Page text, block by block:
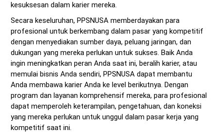
kesuksesan dalam karier mereka.
Secara keseluruhan, PPSNUSA memberdayakan para
profesional untuk berkembang dalam pasar yang kompetitif
dengan menyediakan sumber daya, peluang jaringan, dan
dukungan yang mereka perlukan untuk sukses. Baik Anda
ingin meningkatkan peran Anda saat ini, beralih karier, atau
memulai bisnis Anda sendiri, PPSNUSA dapat membantu
Anda membawa karier Anda ke level berikutnya. Dengan
program dan layanan komprehensif mereka, para profesional
dapat memperoleh keterampilan, pengetahuan, dan koneksi
yang mereka perlukan untuk unggul dalam pasar kerja yang
kompetitif saat ini.